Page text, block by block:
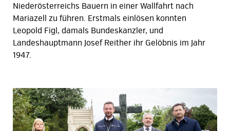
Niederösterreichs Bauern in einer Wallfahrt nach
Mariazell zu führen. Erstmals einlösen konnten
Leopold Figl, damals Bundeskanzler, und
Landeshauptmann Josef Reither ihr Gelöbnis im Jahr
1947.